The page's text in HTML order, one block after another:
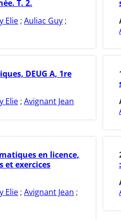
T. 2.
Elie ; Auliac Guy ;
DEUG A, 1re
Elie; Avignant Jean
en licence,
et exercices
Elie ; Avignant Jean ;